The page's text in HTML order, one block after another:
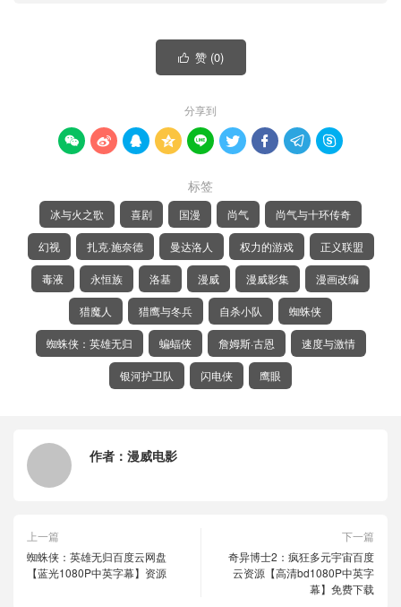
 赞 (0)
分享到
        
标签
冰与火之歌 喜剧 国漫 尚气 尚气与十环传奇
幻视 扎克·施奈德 曼达洛人 权力的游戏 正义联盟
毒液 永恒族 洛基 漫威 漫威影集 漫画改编
猎魔人 猎鹰与冬兵 自杀小队 蜘蛛侠
蜘蛛侠：英雄无归 蝙蝠侠 詹姆斯·古恩 速度与激情
银河护卫队 闪电侠 鹰眼
作者： 漫威电影
上一篇
蜘蛛侠：英雄无归百度云网盘
【蓝光1080P中英字幕】资源
下一篇
奇异博士2：疯狂多元宇宙百度
云资源【高清bd1080P中英字
幕】免费下载